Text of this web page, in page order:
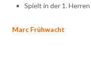
Spielt in der 1.
Marc Frühwacht